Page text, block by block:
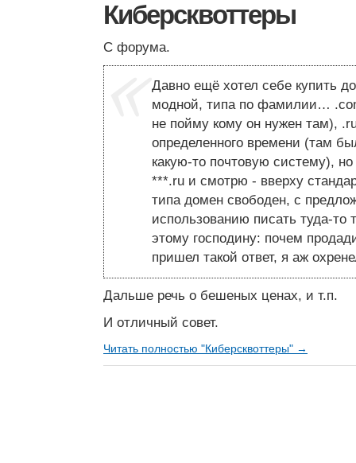
Киберсквоттеры
С форума.
Давно ещё хотел себе купить
модной, типа по фамилии…
не пойму кому он нужен там),
определенного времени (там
какую-то почтовую систему), но
***.ru и смотрю - вверху
типа домен свободен, с
использованию писать туда-то
этому господину: почем
пришел такой ответ, я аж
Дальше речь о бешеных ценах, и т.п.
И отличный совет.
Читать полностью "Киберсквоттеры" →